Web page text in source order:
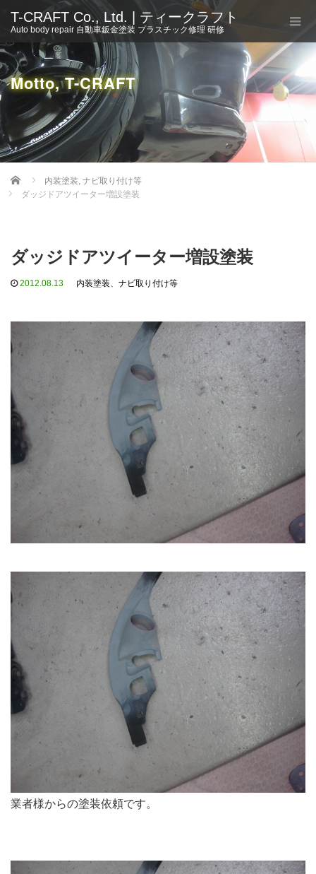
T-CRAFT Co., Ltd. | ティークラフト
Auto body repair 自動車鈑金塗装 プラスチック修理 研修
Motto, T-CRAFT
Home 内装塗装, ナビ取り付け等
ダッジドアツイーター増設塗装
ダッジドアツイーター増設塗装
2012.08.13 内装塗装、 ナビ取り付け等
業者様からの塗装依頼です。